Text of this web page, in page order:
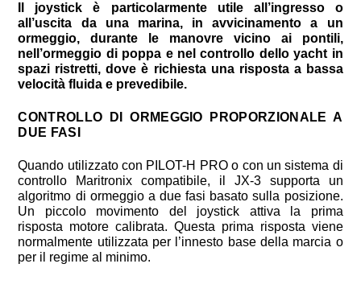
Il joystick è particolarmente utile all’ingresso o
all’uscita da una marina, in avvicinamento a un
ormeggio, durante le manovre vicino ai pontili,
nell’ormeggio di poppa e nel controllo dello yacht in
spazi ristretti, dove è richiesta una risposta a bassa
velocità fluida e prevedibile.
CONTROLLO DI ORMEGGIO PROPORZIONALE A
DUE FASI
Quando utilizzato con PILOT-H PRO o con un sistema di
controllo Maritronix compatibile, il JX-3 supporta un
algoritmo di ormeggio a due fasi basato sulla posizione.
Un piccolo movimento del joystick attiva la prima
risposta motore calibrata. Questa prima risposta viene
normalmente utilizzata per l’innesto base della marcia o
per il regime al minimo.